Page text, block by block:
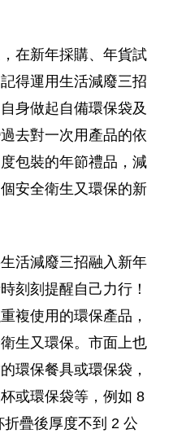
結
頁
在新年採購、年貨試
得運用生活減廢三招
身做起自備環保袋及
去對一次用產品的依
包裝的年節禮品，減
安全衛生又環保的新
活減廢三招融入新年
刻刻提醒自己力行！
複使用的環保產品，
生又環保。市面上也
環保餐具或環保袋，
或環保袋等，例如 8
疊後厚度不到 2 公